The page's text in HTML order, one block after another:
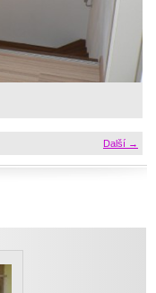
Další →